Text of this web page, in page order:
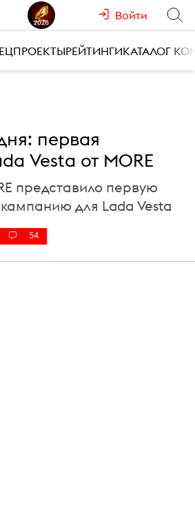
Войти
РЕЙТИНГИКАТАЛОГ
первая
Vesta от MORE
представило первую
для Lada Vesta
54